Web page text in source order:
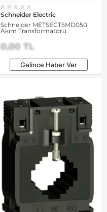
Schneider Electric
Schneider METSECT5MD050
Akım Transformatörü
0,00 TL
Gelince Haber Ver